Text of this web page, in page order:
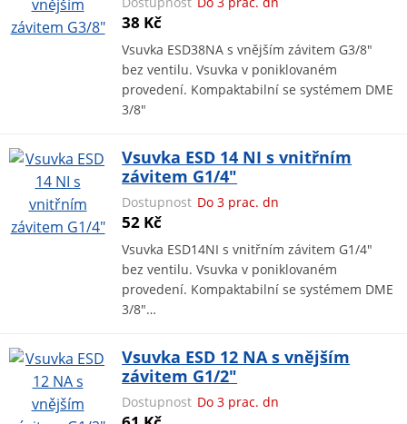
38 Kč
Vsuvka ESD38NA s vnějším závitem G3/8"
bez ventilu. Vsuvka v poniklovaném
provedení. Kompaktabilní se systémem DME
3/8"
Vsuvka ESD 14 NI s vnitřním
závitem G1/4"
Dostupnost Do 3 prac. dn
52 Kč
Vsuvka ESD14NI s vnitřním závitem G1/4"
bez ventilu. Vsuvka v poniklovaném
provedení. Kompaktabilní se systémem DME
3/8"…
Vsuvka ESD 12 NA s vnějším
závitem G1/2"
Dostupnost Do 3 prac. dn